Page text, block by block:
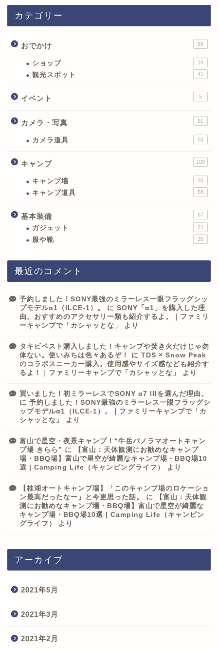
カテゴリー
おでかけ 55
ショップ 14
観光スポット 41
イベント 5
カメラ・写真 91
カメラ道具 55
キャンプ 109
キャンプ場 26
キャンプ道具 58
基本装備 57
ガジェット 21
服や靴 35
最近のコメント
予約しました！SONY最強のミラーレス一眼フラッグシッ
プモデルα1（ILCE-1）。
に SONY「α1」を購入した理
由。おすすめのアクセサリー類も紹介するよ。｜ファミリ
ーキャンプで「カシャッとな」
より
タキビベスト購入しました！キャンプや焚き火だけじゃ勿
体ない。使いみちは色々あるぞ！
に TDS × Snow Peak
のコラボスニーカー購入。使用感やサイズ感なども紹介す
るよ！｜ファミリーキャンプで「カシャッとな」
より
買いました！初ミラーレスでSONY α7 IIIを選んだ理由。
に 予約しました！SONY最強のミラーレス一眼フラッグシ
ップモデルα1（ILCE-1）。｜ファミリーキャンプで「カ
シャッとな」
より
富山で星空・夜景キャンプ！“牛岳パノラマオートキャン
プ場 きらら” に
【富山：天体観測にお勧めなキャンプ
場・BBQ場】富山で星空が綺麗なキャンプ場・BBQ場10
選 | Camping Life（キャンピングライフ）
より
【桂湖オートキャンプ場】「このキャンプ場のロケーショ
ン最高だったなー」と今更思った話。
に
【富山：天体観
測にお勧めなキャンプ場・BBQ場】富山で星空が綺麗な
キャンプ場・BBQ場10選 | Camping Life（キャンピン
グライフ）
より
アーカイブ
2021年5月
2021年3月
2021年2月